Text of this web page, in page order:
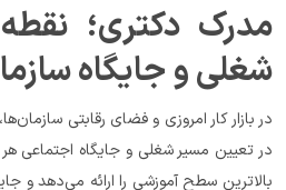
و جایگاه سازمانی